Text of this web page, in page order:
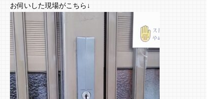
お伺いした現場がこちら↓